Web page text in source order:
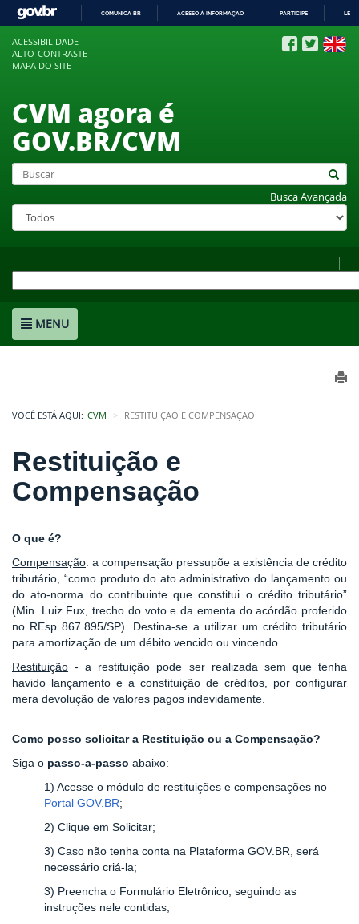
COMUNICA BR ACESSO À INFORMAÇÃO PARTICIPE
ACESSIBILIDADE
ALTO-CONTRASTE
MAPA DO SITE
CVM agora é
GOV.BR/CVM
Busca Avançada
MENU
VOCÊ ESTÁ AQUI: CVM RESTITUIÇÃO E COMPENSAÇÃO
Restituição e
Compensação
O que é?
Compensação: a compensação pressupõe a existência de crédito
tributário, “como produto do ato administrativo do lançamento ou
do ato-norma do contribuinte que constitui o crédito tributário”
(Min. Luiz Fux, trecho do voto e da ementa do acórdão proferido
no REsp 867.895/SP). Destina-se a utilizar um crédito tributário
para amortização de um débito vencido ou vincendo.
Restituição - a restituição pode ser realizada sem que tenha
havido lançamento e a constituição de créditos, por configurar
mera devolução de valores pagos indevidamente.
Como posso solicitar a Restituição ou a Compensação?
Siga o passo-a-passo abaixo:
1) Acesse o módulo de restituições e compensações no
Portal GOV.BR;
2) Clique em Solicitar;
3) Caso não tenha conta na Plataforma GOV.BR, será
necessário criá-la;
3) Preencha o Formulário Eletrônico, seguindo as
instruções nele contidas;